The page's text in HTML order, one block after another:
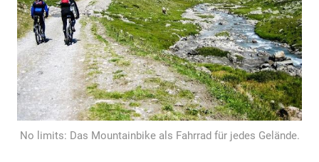
No limits: Das Mountainbike als Fahrrad für jedes Gelände.